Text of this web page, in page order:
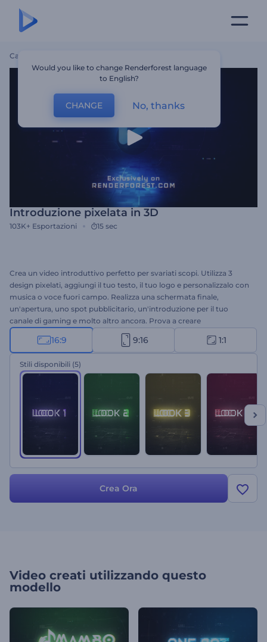
Casa
Introduzione pixelata in 3D
103K+ Esportazioni 15 sec
Crea un video introduttivo perfetto per svariati scopi. Utilizza 3
design pixelati, aggiungi il tuo testo, il tuo logo e personalizzalo con
musica o voce fuori campo. Realizza una schermata finale,
un'apertura, uno spot pubblicitario, un'introduzione per il tuo
canale di gaming e molto altro ancora. Prova a creare
gratuitamente oggi stesso!
16:9 9:16 1:1
Stili disponibili (5)
Crea Ora
Video creati utilizzando questo
modello
Would you like to change Renderforest language
to English?
CHANGE No, thanks